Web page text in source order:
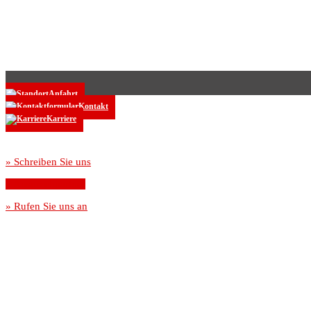
Anfahrt
Kontakt
Karriere
» Schreiben Sie uns
» Rufen Sie uns an